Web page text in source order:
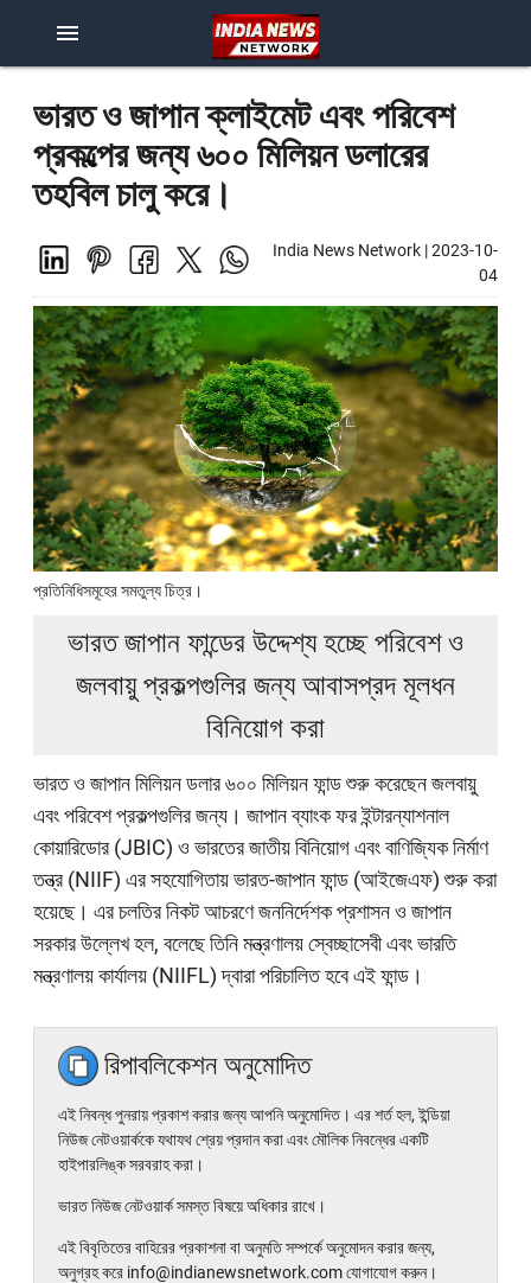
menu
ভারত ও জাপান ক্লাইমেট এবং পরিবেশ
প্রকল্পের জন্য ৬০০ মিলিয়ন ডলারের
তহবিল চালু করে।
India News Network|2023-10-
04
প্রতিনিধিসমূহের সমতুল্য চিত্র।
ভারত জাপান ফান্ডের উদ্দেশ্য হচ্ছে পরিবেশ ও
জলবায়ু প্রকল্পগুলির জন্য আবাসপ্রদ মূলধন
বিনিয়োগ করা
ভারত ও জাপান মিলিয়ন ডলার ৬০০ মিলিয়ন ফান্ড শুরু করেছেন জলবায়ু
এবং পরিবেশ প্রকল্পগুলির জন্য। জাপান ব্যাংক ফর ইন্টারন্যাশনাল
কোয়ারিডোর (JBIC) ও ভারতের জাতীয় বিনিয়োগ এবং বাণিজ্যিক নির্মাণ
তন্ত্র (NIIF) এর সহযোগিতায় ভারত-জাপান ফান্ড (আইজেএফ) শুরু করা
হয়েছে। এর চলতির নিকট আচরণে জননির্দেশক প্রশাসন ও জাপান
সরকার উল্লেখ হল, বলেছে তিনি মন্ত্রণালয় স্বেচ্ছাসেবী এবং ভারতি
মন্ত্রণালয় কার্যালয় (NIIFL) দ্বারা পরিচালিত হবে এই ফান্ড।
রিপাবলিকেশন অনুমোদিত
এই নিবন্ধ পুনরায় প্রকাশ করার জন্য আপনি অনুমোদিত। এর শর্ত হল, ইন্ডিয়া
নিউজ নেটওয়ার্ককে যথাযথ শ্রেয় প্রদান করা এবং মৌলিক নিবন্ধের একটি
হাইপারলিঙ্ক সরবরাহ করা।
ভারত নিউজ নেটওয়ার্ক সমস্ত বিষয়ে অধিকার রাখে।
এই বিবৃতিতের বাহিরের প্রকাশনা বা অনুমতি সম্পর্কে অনুমোদন করার জন্য,
অনুগ্রহ করে info@indianewsnetwork.com যোগাযোগ করুন।